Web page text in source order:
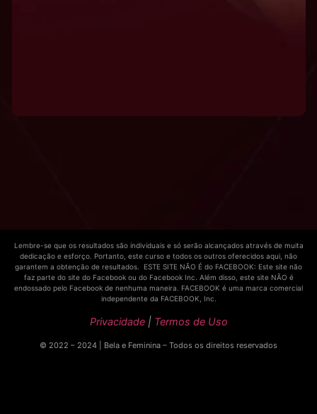
Lembre-se que os resultados são individuais e só serão alcançados através de muita
dedicação e esforço. Portanto, este curso e todos os outros oferecidos aqui, não
garantem a obtenção de resultados. ESTE SITE NÃO É do FACEBOOK: Este site não
faz parte do site do Facebook ou do Facebook Inc. Além disso, este site NÃO é
endossado pelo Facebook de nenhuma maneira. FACEBOOK é uma marca comercial
independente da FACEBOOK, Inc.
Privacidade| Termos de Uso
© 2022 – 2024 | Bela e Feminina – Todos os direitos reservados